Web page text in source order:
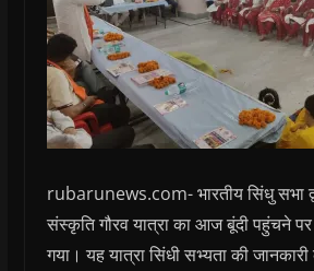
rubarunews.com- भारतीय सिंधु सभा
संस्कृति गौरव यात्रा का आज बूंदी पहुंचने पर
गया। यह यात्रा सिंधी सभ्यता की